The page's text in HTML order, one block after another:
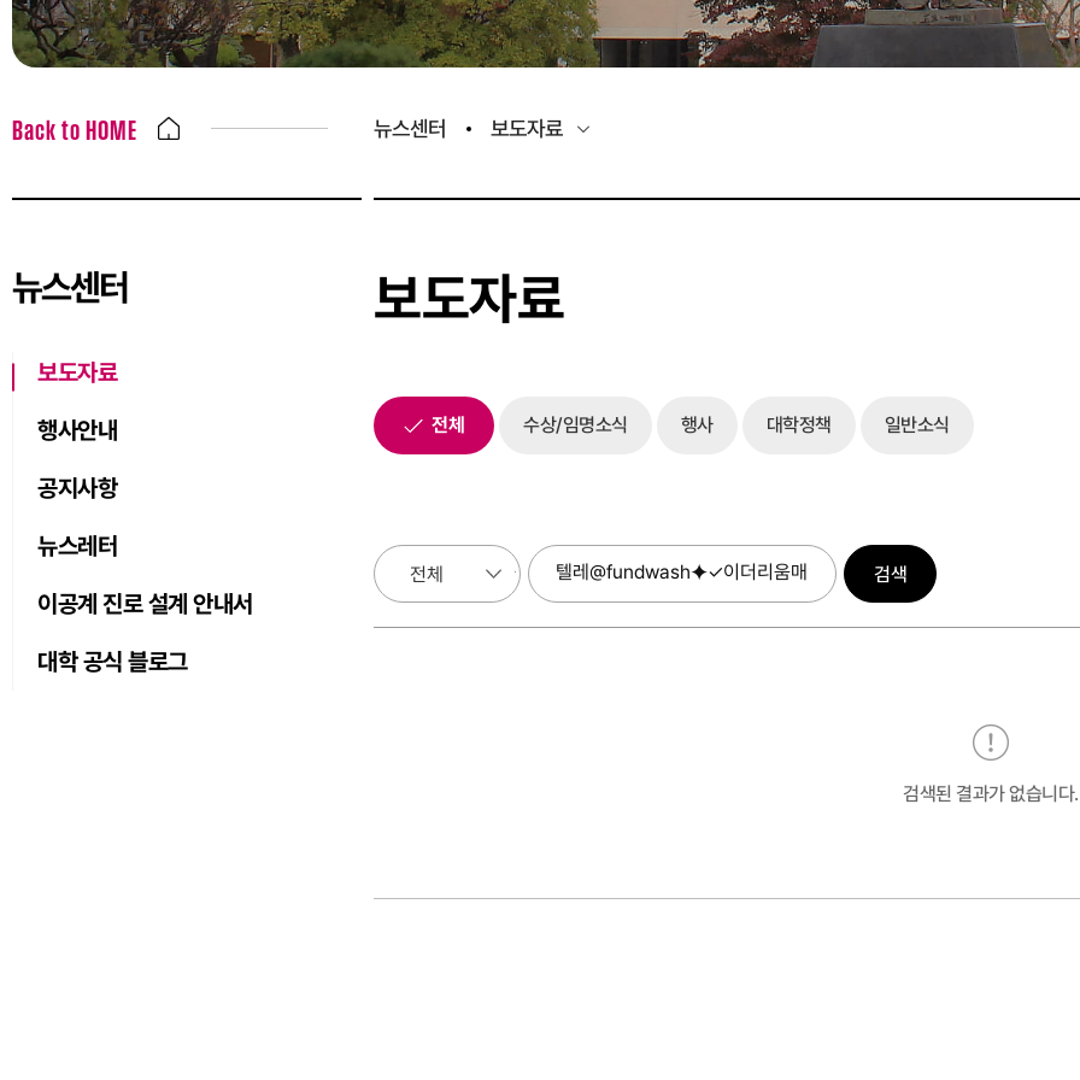
Back to HOME 뉴스센터 보도자료
뉴스센터
보도자료
행사안내
공지사항
뉴스레터
이공계 진로 설계 안내서
대학 공식 블로그
보도자료
전체 수상/임명소식 행사 대학정책 일반소식
검색
검색된 결과가 없습니다.